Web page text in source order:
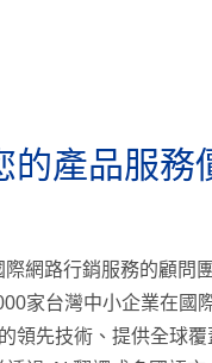
的產品服務
網路行銷服務的顧問
家台灣中小企業在國
領先技術、提供全球